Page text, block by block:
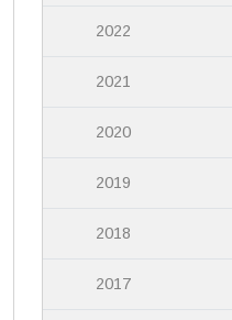
2022
2021
2020
2019
2018
2017